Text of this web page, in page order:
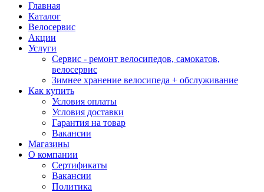
Главная
Каталог
Велосервис
Акции
Услуги
Сервис - ремонт велосипедов, самокатов,
велосервис
Зимнее хранение велосипеда + обслуживание
Как купить
Условия оплаты
Условия доставки
Гарантия на товар
Вакансии
Магазины
О компании
Сертификаты
Вакансии
Политика